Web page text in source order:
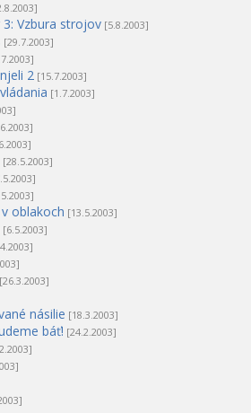
Vzbura strojov [5.8.2003]
[29.7.2003]
2 [15.7.2003]
[1.7.2003]
[28.5.2003]
oblakoch [13.5.2003]
[6.5.2003]
[26.3.2003]
násilie [18.3.2003]
báť! [24.2.2003]